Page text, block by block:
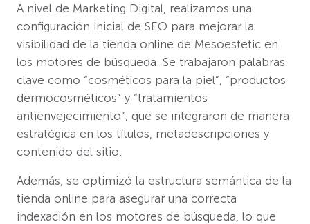
A nivel de Marketing Digital, realizamos una
configuración inicial de SEO para mejorar la
visibilidad de la tienda online de Mesoestetic en
los motores de búsqueda. Se trabajaron palabras
clave como “cosméticos para la piel”, “productos
dermocosméticos” y “tratamientos
antienvejecimiento”, que se integraron de manera
estratégica en los títulos, metadescripciones y
contenido del sitio.
Además, se optimizó la estructura semántica de la
tienda online para asegurar una correcta
indexación en los motores de búsqueda, lo que